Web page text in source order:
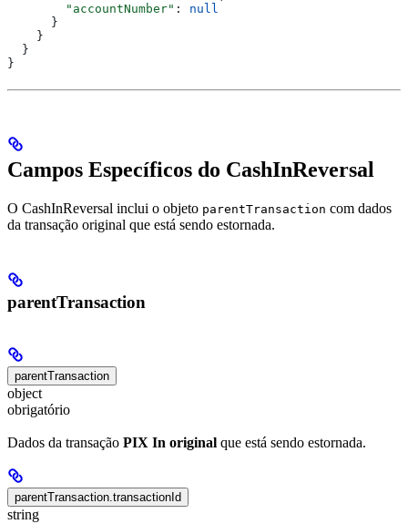
        "accountNumber"
: null
      }
    }
  }
}
Campos Específicos do CashInReversal
O CashInReversal inclui o objeto parentTransaction com dados
da transação original que está sendo estornada.
parentTransaction
parentTransaction
object
obrigatório
Dados da transação PIX In original que está sendo estornada.
parentTransaction.transactionId
string